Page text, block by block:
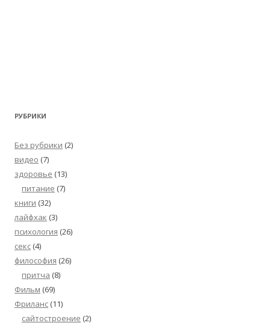
РУБРИКИ
Без рубрики (2)
видео (7)
здоровье (13)
питание (7)
книги (32)
лайфхак (3)
психология (26)
секс (4)
философия (26)
притча (8)
Фильм (69)
Фриланс (11)
сайтостроение (2)